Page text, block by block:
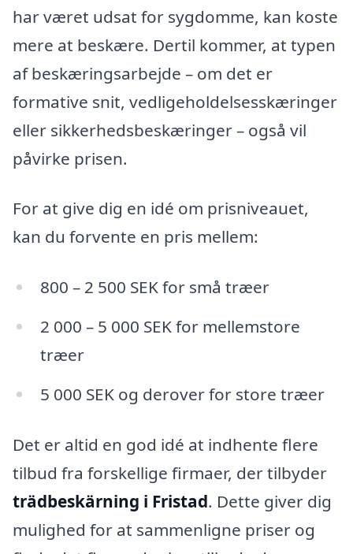
har været udsat for sygdomme, kan koste
mere at beskære. Dertil kommer, at typen
af beskæringsarbejde – om det er
formative snit, vedligeholdelsesskæringer
eller sikkerhedsbeskæringer – også vil
påvirke prisen.
For at give dig en idé om prisniveauet,
kan du forvente en pris mellem:
800 – 2 500 SEK for små træer
2 000 – 5 000 SEK for mellemstore
træer
5 000 SEK og derover for store træer
Det er altid en god idé at indhente flere
tilbud fra forskellige firmaer, der tilbyder
trädbeskärning i Fristad. Dette giver dig
mulighed for at sammenligne priser og